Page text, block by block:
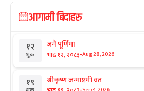
आगामी बिदाहरु
१२
शुक्र
जनै पूर्णिमा
भाद्र १२, २०८३-Aug 28, 2026
१९ श्रीकृष्ण जन्माष्टमी व्रत